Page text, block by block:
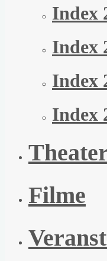
Index
Index
Index
Index
Filme